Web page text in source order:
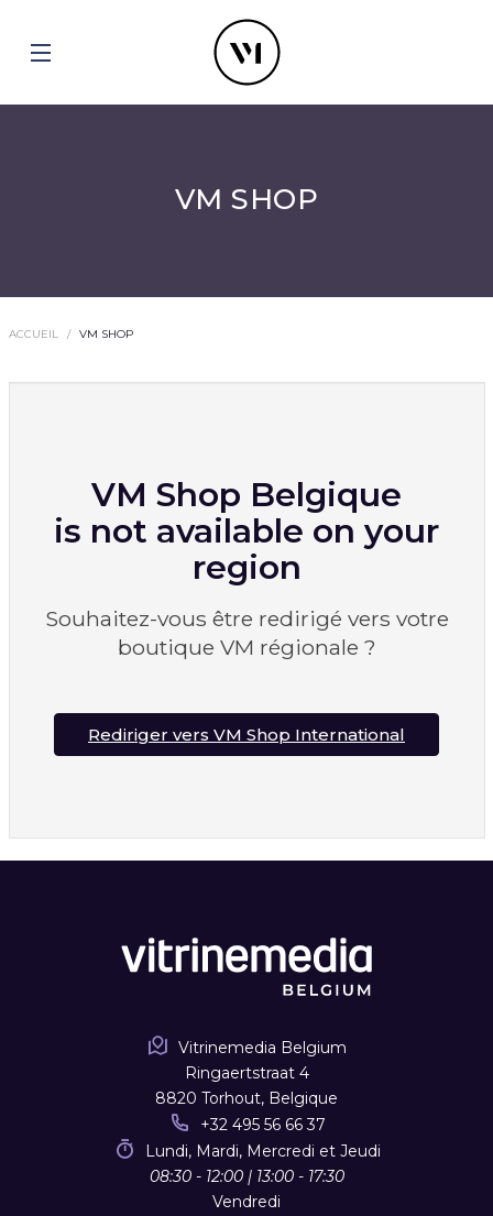
VM SHOP
ACCUEIL VM SHOP
VM Shop Belgique
is not available on your
region
Souhaitez-vous être redirigé vers votre
boutique VM régionale ?
Rediriger vers VM Shop International
Vitrinemedia Belgium
Ringaertstraat 4
8820 Torhout, Belgique
+32 495 56 66 37
Lundi, Mardi, Mercredi et Jeudi
08:30 - 12:00 | 13:00 - 17:30
Vendredi